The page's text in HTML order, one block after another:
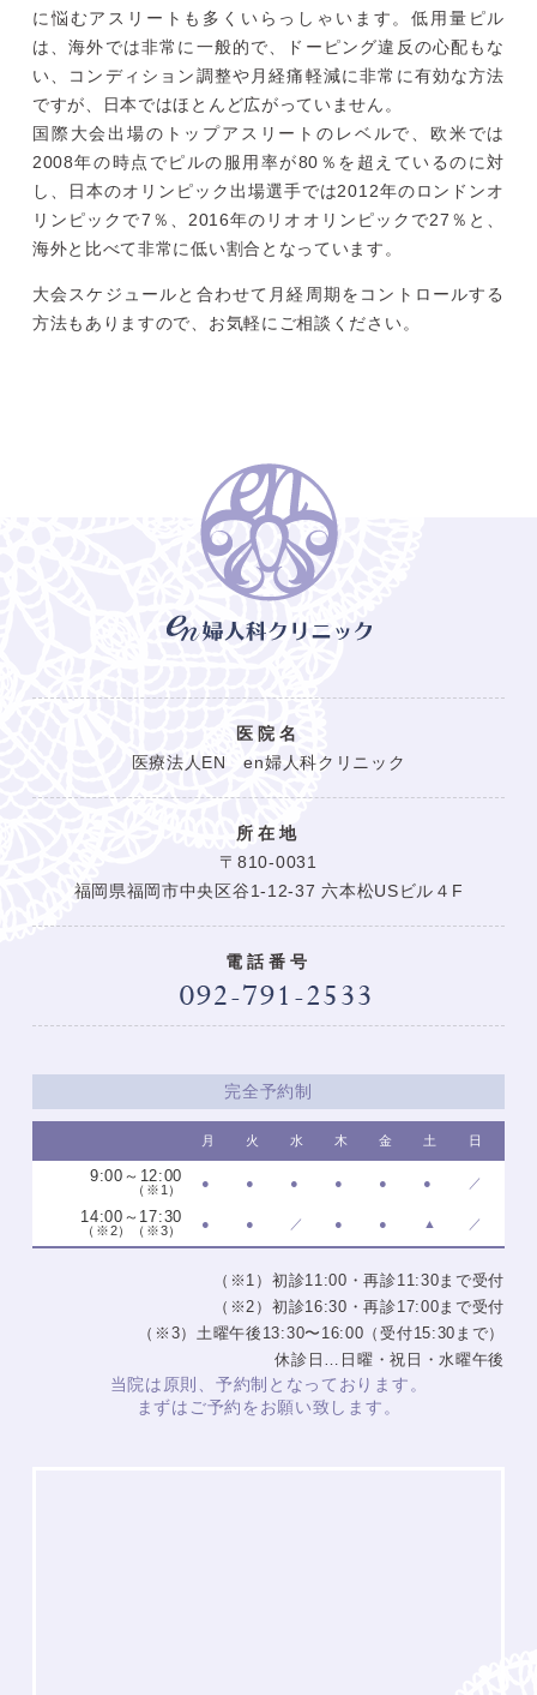
に悩むアスリートも多くいらっしゃいます。低用量ピル
は、海外では非常に一般的で、ドーピング違反の心配もな
い、コンディション調整や月経痛軽減に非常に有効な方法
ですが、日本ではほとんど広がっていません。
国際大会出場のトップアスリートのレベルで、欧米では
2008年の時点でピルの服用率が80％を超えているのに対
し、日本のオリンピック出場選手では2012年のロンドンオ
リンピックで7％、2016年のリオオリンピックで27％と、
海外と比べて非常に低い割合となっています。
大会スケジュールと合わせて月経周期をコントロールする
方法もありますので、お気軽にご相談ください。
医院名
医療法人EN en婦人科クリニック
所在地
〒810-0031
福岡県福岡市中央区谷1-12-37 六本松USビル４F
電話番号
完全予約制
月 火 水 木 金 土 日
9:00～12:00
（※1） ● ● ● ● ● ● ／
14:00～17:30
（※2）（※3） ● ● ／ ● ● ▲ ／
（※1）初診11:00・再診11:30まで受付
（※2）初診16:30・再診17:00まで受付
（※3）土曜午後13:30〜16:00（受付15:30まで）
休診日…日曜・祝日・水曜午後
当院は原則、予約制となっております。
まずはご予約をお願い致します。